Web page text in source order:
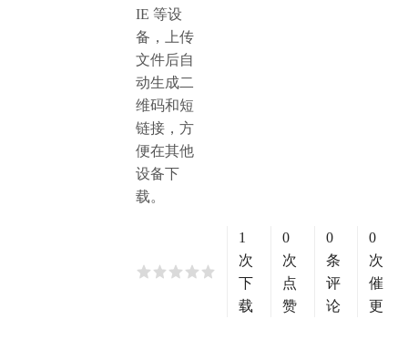
IE 等设
备，上传
文件后自
动生成二
维码和短
链接，方
便在其他
设备下
载。
1
次
下
载
0
次
点
赞
0
条
评
论
0
次
催
更